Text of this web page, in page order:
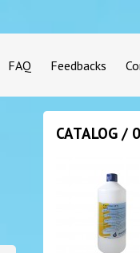
FAQ Feedbacks
CATALOG